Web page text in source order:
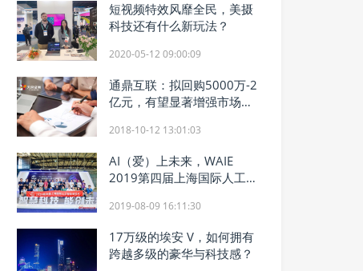
短视频特效风靡全民，美摄
科技还有什么新玩法？
2020-05-12 09:00:09
通鼎互联：拟回购5000万-2
亿元，有望显著增强市场信
2018-10-12 13:01:03
AI（爱）上未来，WAIE
2019第四届上海国际人工
大会今天隆重开幕！
2019-08-09 16:11:30
17万级的埃安 V，如何拥有
跨越多级的豪华与科技感？